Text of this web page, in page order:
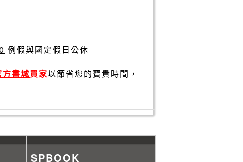
例假與國定假日公休
書城買家以節省您的寶貴時間，
SPBOOK